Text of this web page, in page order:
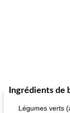
Ingrédients de
Légumes verts